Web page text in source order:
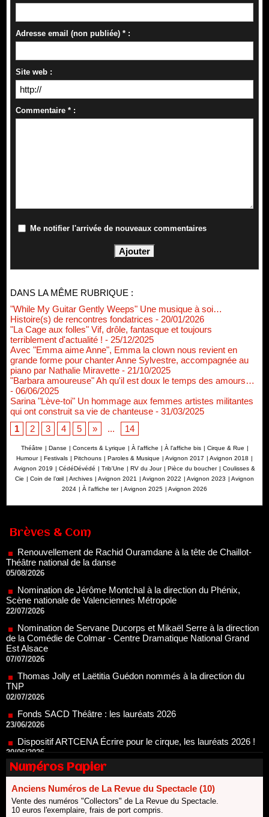
Adresse email (non publiée) * :
Site web :
Commentaire * :
Me notifier l'arrivée de nouveaux commentaires
DANS LA MÊME RUBRIQUE :
"While My Guitar Gently Weeps" Une musique à soi…
Histoire(s) de rencontres fondatrices - 20/01/2026
"La Cage aux folles" Vif, drôle, fantasque et toujours
terriblement d'actualité ! - 25/12/2025
Avec "Emma aime Anne", Emma la clown nous revient en
grande forme pour chanter Anne Sylvestre, accompagnée au
piano par Nathalie Miravette - 21/10/2025
"Barbara amoureuse" Ah qu'il est doux le temps des amours…
- 06/06/2025
Sarina "Lève-toi" Un hommage aux femmes artistes militantes
qui ont construit sa vie de chanteuse - 31/03/2025
1
2 3 4 5 » ... 14
Théâtre | Danse | Concerts & Lyrique | À l'affiche | À l'affiche bis | Cirque & Rue |
Humour | Festivals | Pitchouns | Paroles & Musique | Avignon 2017 | Avignon 2018 |
Avignon 2019 | CédéDévédé | Trib'Une | RV du Jour | Pièce du boucher | Coulisses &
Cie | Coin de l’œil | Archives | Avignon 2021 | Avignon 2022 | Avignon 2023 | Avignon
2024 | À l'affiche ter | Avignon 2025 | Avignon 2026
Brèves & Com
Nomination de Jérôme Montchal à la direction du Phénix,
Scène nationale de Valenciennes Métropole
22/07/2026
Nomination de Servane Ducorps et Mikaël Serre à la direction
de la Comédie de Colmar - Centre Dramatique National Grand
Est Alsace
07/07/2026
Thomas Jolly et Laëtitia Guédon nommés à la direction du
TNP
02/07/2026
Fonds SACD Théâtre : les lauréats 2026
23/06/2026
Dispositif ARTCENA Écrire pour le cirque, les lauréats 2026 !
20/06/2026
Le palmarès des prix SACD 2026
18/06/2026
Les 10 lauréats du Fonds Grandes Formes Théâtre 2026
SACD
13/06/2026
Nomination de Nathalie Garraud et Olivier Saccomano à la
direction du Théâtre de Gennevilliers - CDN
13/06/2026
Numéros Papier
Anciens Numéros de La Revue du Spectacle (10)
Vente des numéros "Collectors" de La Revue du Spectacle.
10 euros l'exemplaire, frais de port compris.